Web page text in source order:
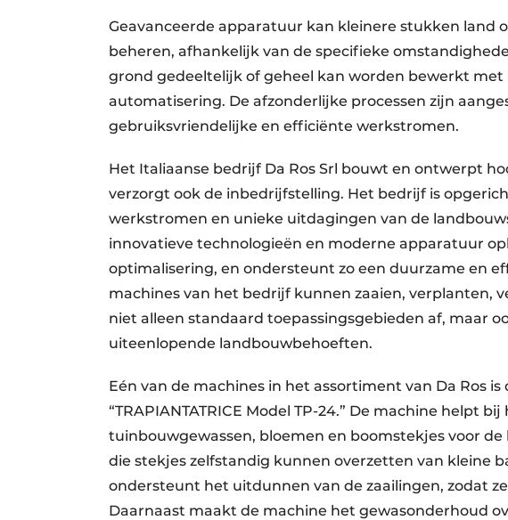
Geavanceerde apparatuur kan kleinere stukken land
beheren, afhankelijk van de specifieke
grond gedeeltelijk of geheel kan worden bewerkt
automatisering. De afzonderlijke processen zijn
gebruiksvriendelijke en efficiënte werkstromen.
Het Italiaanse bedrijf Da Ros Srl bouwt en ontwerpt
verzorgt ook de inbedrijfstelling. Het bedrijf is
werkstromen en unieke uitdagingen van de
innovatieve technologieën en moderne apparatuur
optimalisering, en ondersteunt zo een duurzame en
machines van het bedrijf kunnen zaaien, verplanten,
niet alleen standaard toepassingsgebieden af, maar
uiteenlopende landbouwbehoeften.
Eén van de machines in het assortiment van Da Ros
“TRAPIANTATRICE Model TP-24.” De machine helpt
tuinbouwgewassen, bloemen en boomstekjes voor
die stekjes zelfstandig kunnen overzetten van kleine
ondersteunt het uitdunnen van de zaailingen, zodat
Daarnaast maakt de machine het gewasonderhoud